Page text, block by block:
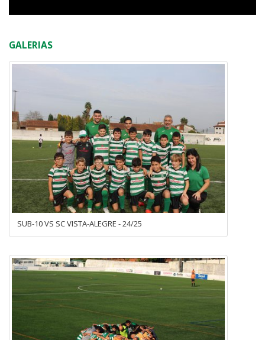
GALERIAS
SUB-10 VS SC VISTA-ALEGRE - 24/25